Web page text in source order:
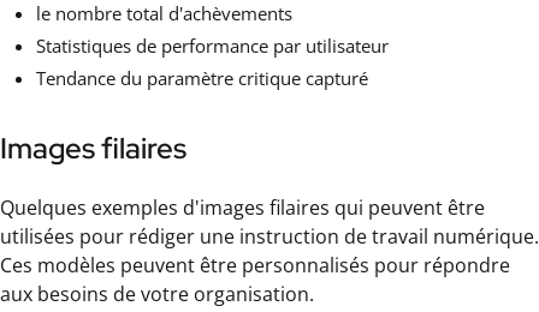
le nombre total d'achèvements
Statistiques de performance par utilisateur
Tendance du paramètre critique capturé
Images filaires
Quelques exemples d'images filaires qui peuvent être
utilisées pour rédiger une instruction de travail numérique.
Ces modèles peuvent être personnalisés pour répondre
aux besoins de votre organisation.